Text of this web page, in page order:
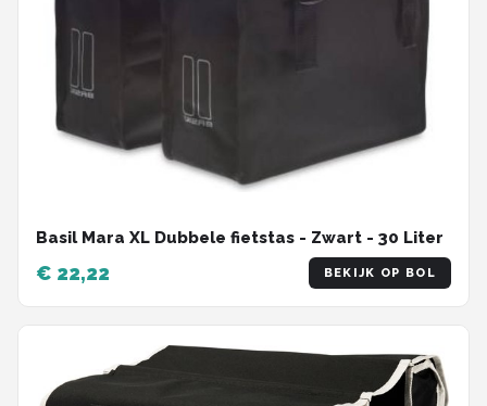
Basil Mara XL Dubbele fietstas - Zwart - 30 Liter
€ 22,22 BEKIJK OP BOL